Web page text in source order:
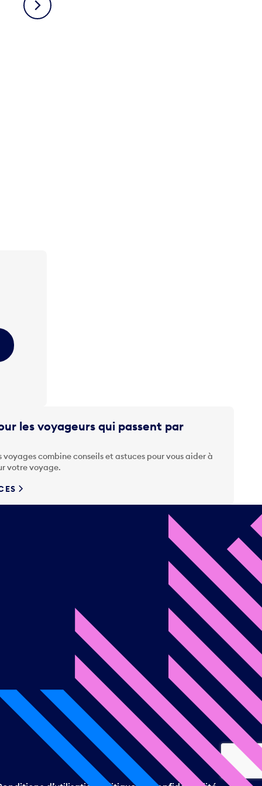
les voyageurs qui passent par
combine conseils et astuces pour vous aider à
votre voyage.